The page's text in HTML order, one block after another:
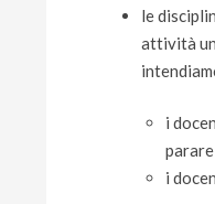
le
attività
i
parare
i